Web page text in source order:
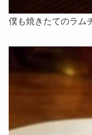
僕も焼きたてのラム